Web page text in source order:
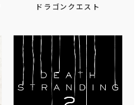
ドラゴンクエスト